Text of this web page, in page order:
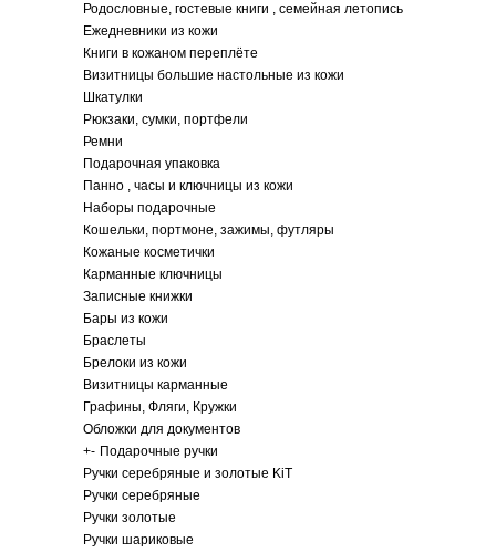
Родословные, гостевые книги , семейная летопись
Ежедневники из кожи
Книги в кожаном переплёте
Визитницы большие настольные из кожи
Шкатулки
Рюкзаки, сумки, портфели
Ремни
Подарочная упаковка
Панно , часы и ключницы из кожи
Наборы подарочные
Кошельки, портмоне, зажимы, футляры
Кожаные косметички
Карманные ключницы
Записные книжки
Бары из кожи
Браслеты
Брелоки из кожи
Визитницы карманные
Графины, Фляги, Кружки
Обложки для документов
+- Подарочные ручки
Ручки серебряные и золотые KiT
Ручки серебряные
Ручки золотые
Ручки шариковые